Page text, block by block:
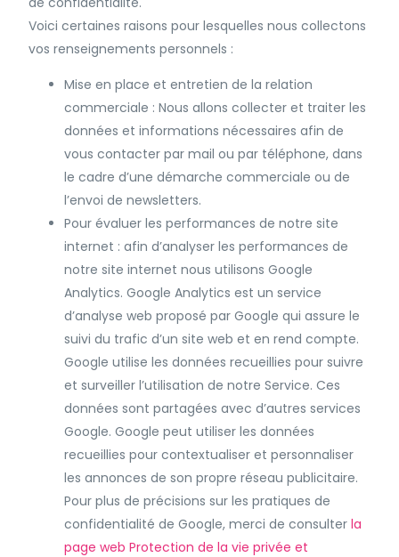
Voici certaines raisons pour lesquelles nous collectons
vos renseignements personnels :
Mise en place et entretien de la relation
commerciale : Nous allons collecter et traiter les
données et informations nécessaires afin de
vous contacter par mail ou par téléphone, dans
le cadre d’une démarche commerciale ou de
l’envoi de newsletters.
Pour évaluer les performances de notre site
internet : afin d’analyser les performances de
notre site internet nous utilisons Google
Analytics. Google Analytics est un service
d’analyse web proposé par Google qui assure le
suivi du trafic d’un site web et en rend compte.
Google utilise les données recueillies pour suivre
et surveiller l’utilisation de notre Service. Ces
données sont partagées avec d’autres services
Google. Google peut utiliser les données
recueillies pour contextualiser et personnaliser
les annonces de son propre réseau publicitaire.
Pour plus de précisions sur les pratiques de
confidentialité de Google, merci de consulterla
page web Protection de la vie privée et